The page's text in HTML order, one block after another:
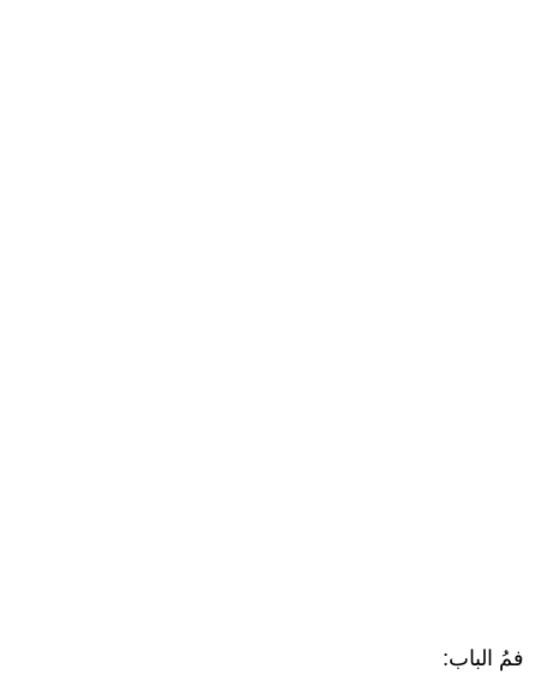
فمُ الباب: